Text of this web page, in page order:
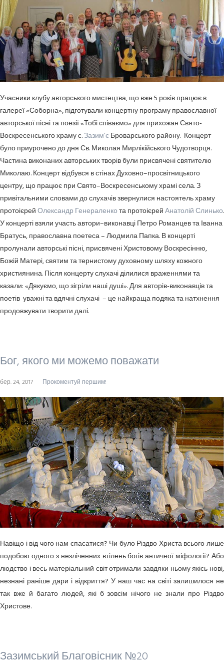
Учасники клубу авторського мистецтва, що вже 5 років працює в
галереї «Соборна», підготували концертну програму православної
авторської пісні та поезії «Тобі співаємо» для прихожан Свято-
Воскресенського храму с.Зазим’єБроварського району. Концерт
було приурочено до дня Св. Миколая Мирлікійського Чудотворця.
Частина виконаних авторських творів були присвячені святителю
Миколаю. Концерт відбувся в стінах Духовно–просвітницького
центру, що працює при Свято–Воскресенському храмі села. З
привітальними словами до слухачів звернулися настоятель храму
протоієрейОлександр Генераленкота протоієрейАнатолій Слинько.
У концерті взяли участь автори–виконавці Петро Романцев та Іванна
Братусь, православна поетеса – Людмила Папка. В концерті
пролунали авторські пісні, присвячені Христовому Воскресінню,
Божій Матері, святим та тернистому духовному шляху кожного
християнина. Після концерту слухачі ділилися враженнями та
казали: «Дякуємо, що зігріли наші душі». Для авторів-виконавців та
поетів уважні та вдячні слухачі – це найкраща подяка та натхнення
продовжувати творити далі.
Бог, якого ми можемо поважати
бер. 24, 2017 Прокоментуй першим!
Навіщо і від чого нам спасатися? Чи було Різдво Христа всього лише
подобою одного з незліченних втілень богів античної міфології? Або
людство і весь матеріальний світ отримали завдяки ньому якісь нові,
незнані раніше дари і відкриття? У наш час на світі залишилося не
так вже й багато людей, які б зовсім нічого не знали про Різдво
Христове.
Зазимський Благовісник №20